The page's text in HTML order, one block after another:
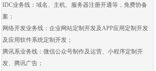
IDC业务线：域名、主机、服务器注册开通等，免费协备
案；
网络开发业务线： 企业网站定制开发及APP应用定制开发
及应用软件系统定制开发 ；
腾讯系业务线：微信公众号制作及运营、 小程序定制开
发、腾讯广告；